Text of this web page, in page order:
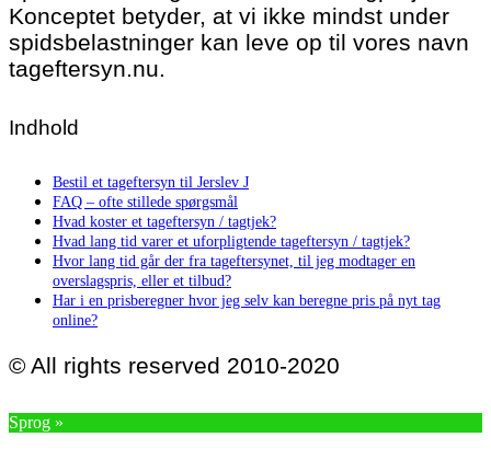
Konceptet betyder, at vi ikke mindst under
spidsbelastninger kan leve op til vores navn
tageftersyn.nu.
Indhold
Bestil et tageftersyn til Jerslev J
FAQ – ofte stillede spørgsmål
Hvad koster et tageftersyn / tagtjek?
Hvad lang tid varer et uforpligtende tageftersyn / tagtjek?
Hvor lang tid går der fra tageftersynet, til jeg modtager en
overslagspris, eller et tilbud?
Har i en prisberegner hvor jeg selv kan beregne pris på nyt tag
online?
© All rights reserved 2010-2020
Sprog »